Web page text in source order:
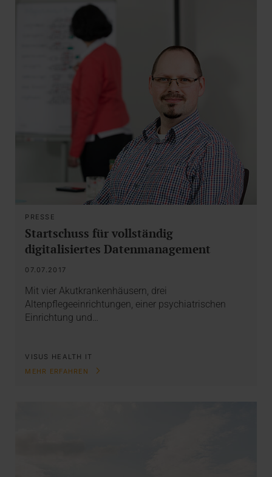
PRESSE
Startschuss für vollständig
digitalisiertes Datenmanagement
07.07.2017
Mit vier Akutkrankenhäusern, drei
Altenpflegeeinrichtungen, einer psychiatrischen
Einrichtung und…
VISUS HEALTH IT
MEHR ERFAHREN